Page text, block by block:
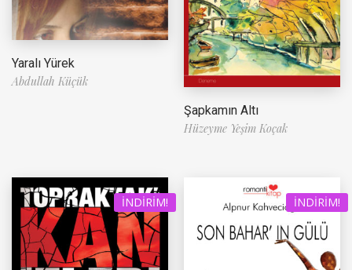
Yaralı Yürek
Abdullah Küçük
Şapkamın Altı
Hüzeyme Yeşim Koçak
İNDIRIM! İNDIRIM!